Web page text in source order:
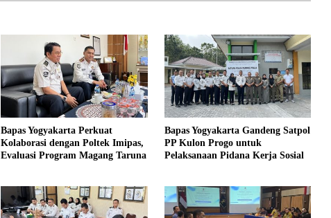
Bapas Yogyakarta Perkuat
Kolaborasi dengan Poltek Imipas,
Evaluasi Program Magang Taruna
Bapas Yogyakarta Gandeng Satpol
PP Kulon Progo untuk
Pelaksanaan Pidana Kerja Sosial